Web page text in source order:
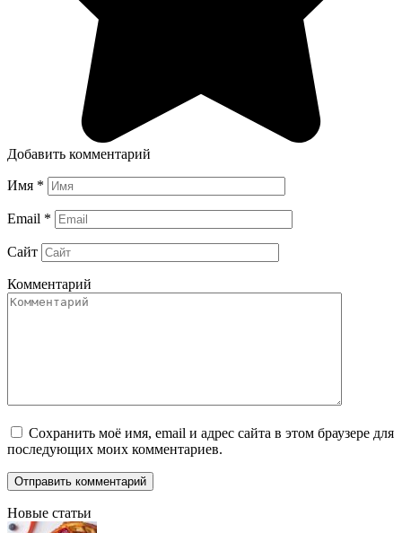
Добавить комментарий
Имя *
Email *
Сайт
Комментарий
Сохранить моё имя, email и адрес сайта в этом браузере для
последующих моих комментариев.
Новые статьи